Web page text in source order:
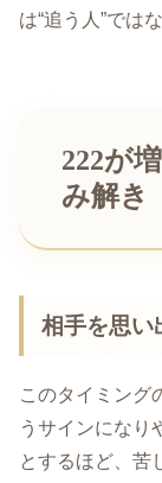
は“追う人”では
222が
み解き
相手を思い
このタイミング
うサインになり
とするほど、苦